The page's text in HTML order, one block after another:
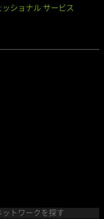
ショナル サービス
トワークを探す